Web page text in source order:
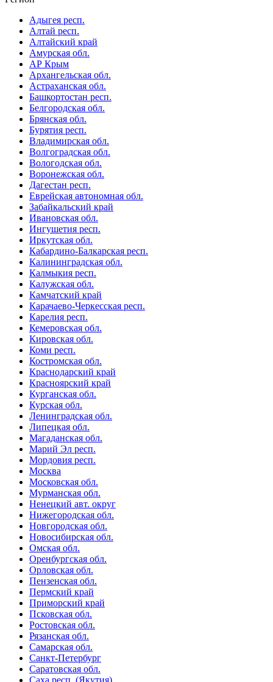
Адыгея респ.
Алтай респ.
Алтайский край
Амурская обл.
АР Крым
Архангельская обл.
Астраханская обл.
Башкортостан респ.
Белгородская обл.
Брянская обл.
Бурятия респ.
Владимирская обл.
Волгоградская обл.
Вологодская обл.
Воронежская обл.
Дагестан респ.
Еврейская автономная обл.
Забайкальский край
Ивановская обл.
Ингушетия респ.
Иркутская обл.
Кабардино-Балкарская респ.
Калининградская обл.
Калмыкия респ.
Калужская обл.
Камчатский край
Карачаево-Черкесская респ.
Карелия респ.
Кемеровская обл.
Кировская обл.
Коми респ.
Костромская обл.
Краснодарский край
Красноярский край
Курганская обл.
Курская обл.
Ленинградская обл.
Липецкая обл.
Магаданская обл.
Марий Эл респ.
Мордовия респ.
Москва
Московская обл.
Мурманская обл.
Ненецкий авт. округ
Нижегородская обл.
Новгородская обл.
Новосибирская обл.
Омская обл.
Оренбургская обл.
Орловская обл.
Пензенская обл.
Пермский край
Приморский край
Псковская обл.
Ростовская обл.
Рязанская обл.
Самарская обл.
Санкт-Петербург
Саратовская обл.
Саха респ. (Якутия)